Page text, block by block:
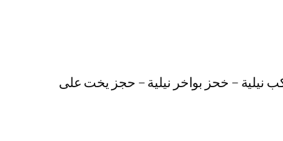
نيلية – خحز بواخر نيلية – حجز يخت على